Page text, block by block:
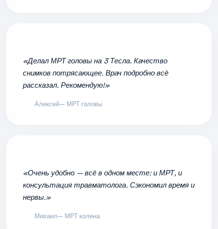
«Делал МРТ головы на 3 Тесла. Качество
снимков потрясающее. Врач подробно всё
рассказал. Рекомендую!»
Алексей— МРТ головы
«Очень удобно — всё в одном месте: и МРТ, и
консультация травматолога. Сэкономил время и
нервы.»
Михаил— МРТ колена